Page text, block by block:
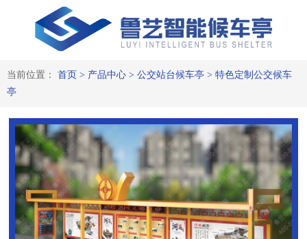
当前位置： 首页 > 产品中心> 公交站台候车亭> 特色定制公交候车
亭